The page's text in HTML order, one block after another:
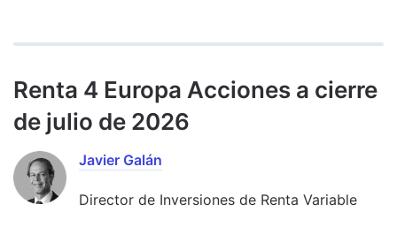
Renta 4 Europa Acciones a cierre
de julio de 2026
Javier Galán
Director de Inversiones de Renta Variable